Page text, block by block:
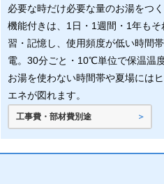
必要な時だけ必要な量のお湯をつ
機能付きは、1日・1週間・1年も
習・記憶し、使用頻度が低い時間
電。30分ごと・10℃単位で保温温
お湯を使わない時間帯や夏場には
エネが図れます。
工事費・部材費別途